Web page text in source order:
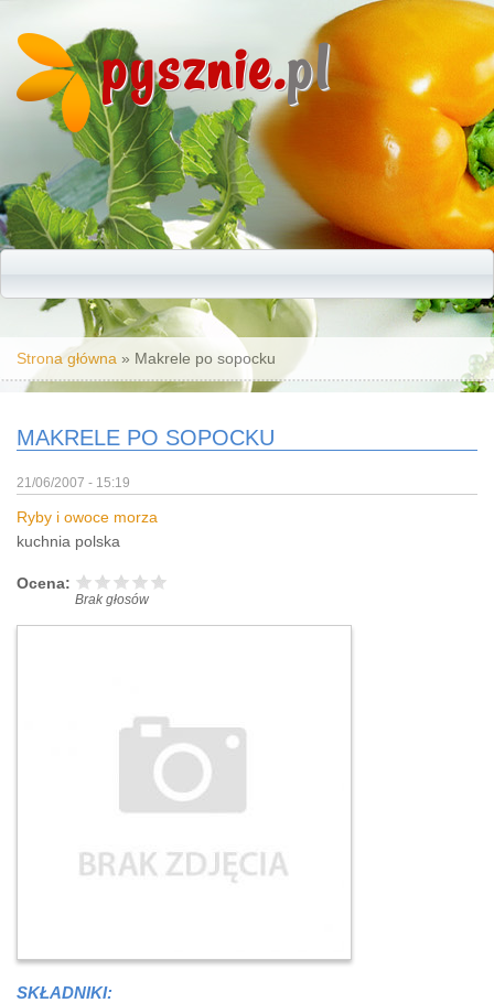
pysznie.pl
Jesteś tutaj
Strona główna » Makrele po sopocku
MAKRELE PO SOPOCKU
21/06/2007 - 15:19
Ryby i owoce morza
kuchnia polska
Ocena:
Brak głosów
SKŁADNIKI: